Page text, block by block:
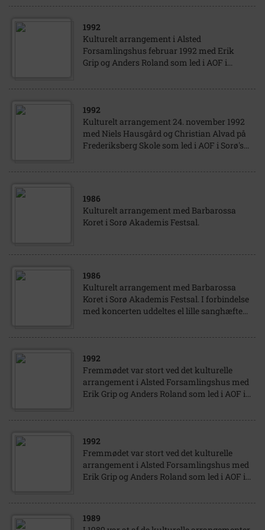
1992
Kulturelt arrangement i Alsted
Forsamlingshus februar 1992 med Erik
Grip og Anders Roland som led i AOF i...
1992
Kulturelt arrangement 24. november 1992
med Niels Hausgård og Christian Alvad på
Frederiksberg Skole som led i AOF i Sorø's...
1986
Kulturelt arrangement med Barbarossa
Koret i Sorø Akademis Festsal.
1986
Kulturelt arrangement med Barbarossa
Koret i Sorø Akademis Festsal. I forbindelse
med koncerten uddeltes el lille sanghæfte...
1992
Fremmødet var stort ved det kulturelle
arrangement i Alsted Forsamlingshus med
Erik Grip og Anders Roland som led i AOF i...
1992
Fremmødet var stort ved det kulturelle
arrangement i Alsted Forsamlingshus med
Erik Grip og Anders Roland som led i AOF i...
1989